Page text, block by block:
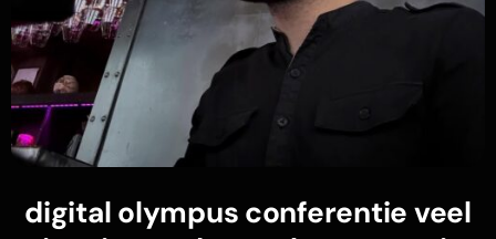
digital olympus conferentie veel